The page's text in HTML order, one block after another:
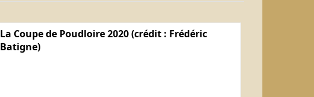
La Coupe de Poudloire 2020 (crédit : Frédéric
Batigne)